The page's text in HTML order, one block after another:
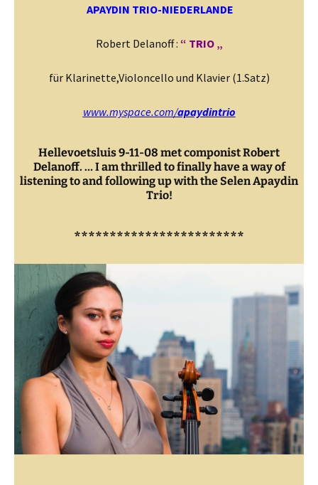
APAYDIN TRIO-NIEDERLANDE
Robert Delanoff : “ TRIO „
für Klarinette,Violoncello und Klavier (1.Satz)
www.myspace.com/apaydintrio
Hellevoetsluis 9-11-08 met componist Robert
Delanoff. …I am thrilled to finally have a way of
listening to and following up with the Selen Apaydin
Trio!
************************